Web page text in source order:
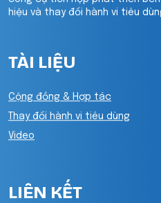
hiệu và thay đổi hành vi tiêu
TÀI LIỆU
Cộng đồng & Hợp tác
Thay đổi hành vi tiêu dùng
Video
LIÊN KẾT